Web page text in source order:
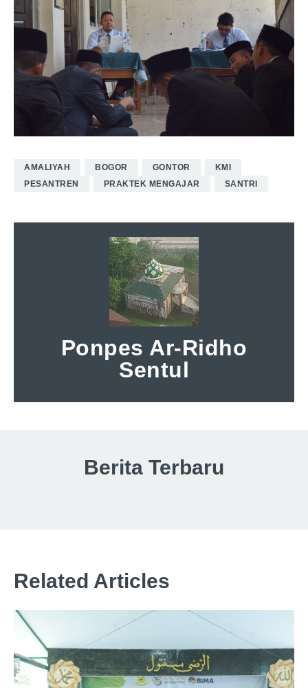
AMALIYAH BOGOR GONTOR
KMI
PESANTREN
PRAKTEK MENGAJAR SANTRI
Ponpes Ar-Ridho
Sentul
Berita Terbaru
Related Articles